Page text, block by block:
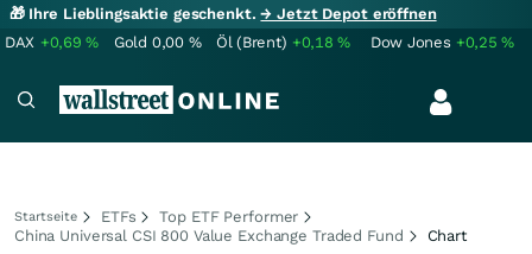
🎁 Ihre Lieblingsaktie geschenkt.→ Jetzt Depot eröffnen
DAX +0,69% Gold 0,00 % Öl (Brent) +0,18% Dow Jones +0,25%
Startseite ETFs
Top ETF Performer
China Universal CSI 800 Value Exchange Traded Fund
Chart